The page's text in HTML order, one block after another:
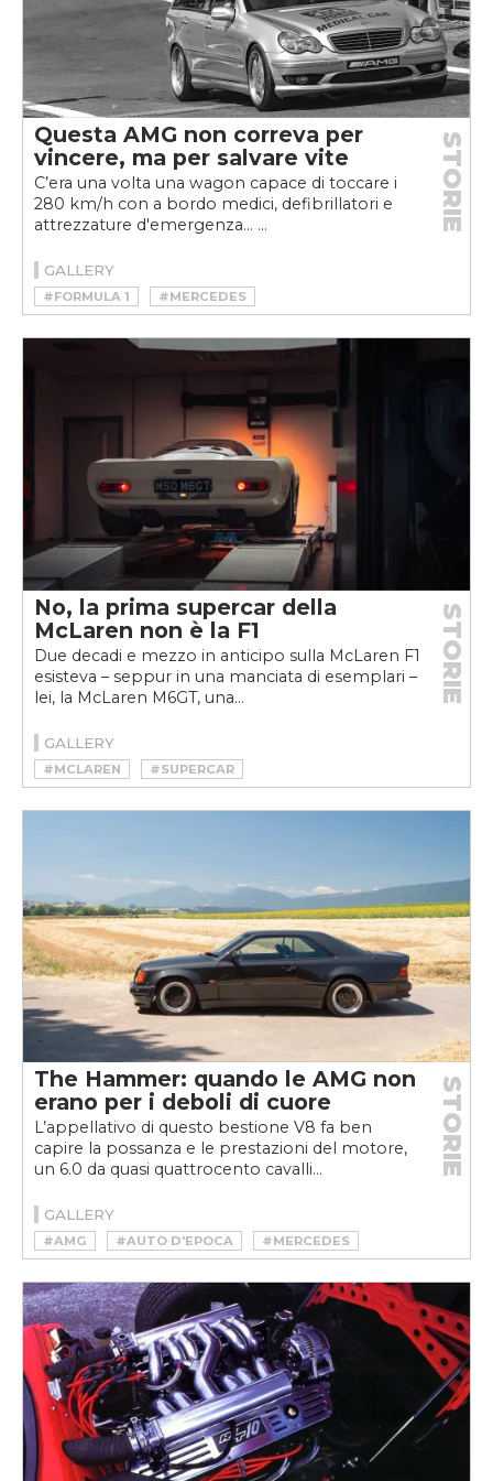
Questa AMG non correva per
vincere, ma per salvare vite
C’era una volta una wagon capace di toccare i
280 km/h con a bordo medici, defibrillatori e
attrezzature d'emergenza... ...
STORIE
GALLERY
#FORMULA 1
#MERCEDES
#MOTORSPORT
No, la prima supercar della
McLaren non è la F1
Due decadi e mezzo in anticipo sulla McLaren F1
esisteva – seppur in una manciata di esemplari –
lei, la McLaren M6GT, una...
STORIE
GALLERY
#MCLAREN #SUPERCAR
The Hammer: quando le AMG non
erano per i deboli di cuore
L’appellativo di questo bestione V8 fa ben
capire la possanza e le prestazioni del motore,
un 6.0 da quasi quattrocento cavalli...
STORIE
GALLERY
#AMG #AUTO D'EPOCA
#MERCEDES
#YOUNGTIMER